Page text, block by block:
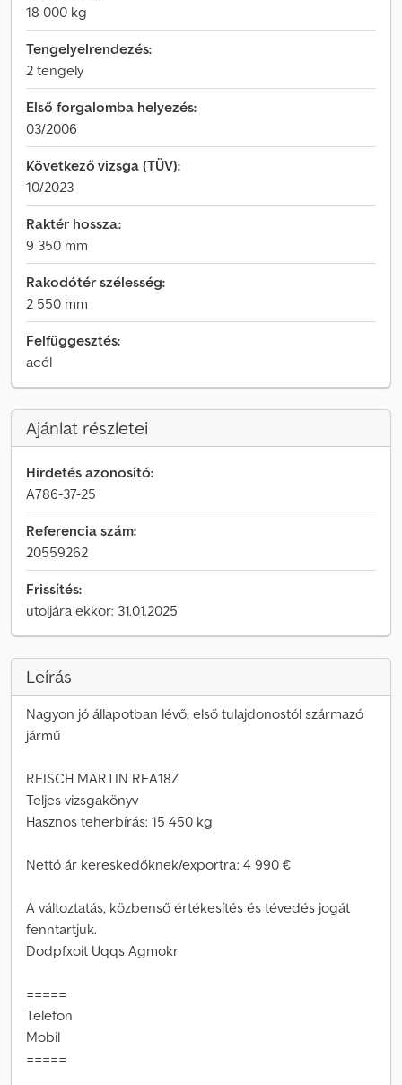
18 000 kg
Tengelyelrendezés:
2 tengely
Első forgalomba helyezés:
03/2006
Következő vizsga (TÜV):
10/2023
Raktér hossza:
9 350 mm
Rakodótér szélesség:
2 550 mm
Felfüggesztés:
acél
Ajánlat részletei
Hirdetés azonosító:
A786-37-25
Referencia szám:
20559262
Frissítés:
utoljára ekkor: 31.01.2025
Leírás
Nagyon jó állapotban lévő, első tulajdonostól származó
jármű
REISCH MARTIN REA18Z
Teljes vizsgakönyv
Hasznos teherbírás: 15 450 kg
Nettó ár kereskedőknek/exportra: 4 990 €
A változtatás, közbenső értékesítés és tévedés jogát
fenntartjuk.
Dodpfxoit Uqqs Agmokr
=====
Telefon
Mobil
=====